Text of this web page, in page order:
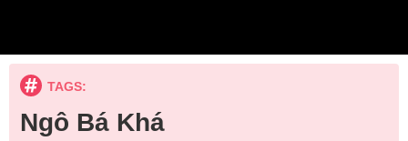
TAGS:
Ngô Bá Khá